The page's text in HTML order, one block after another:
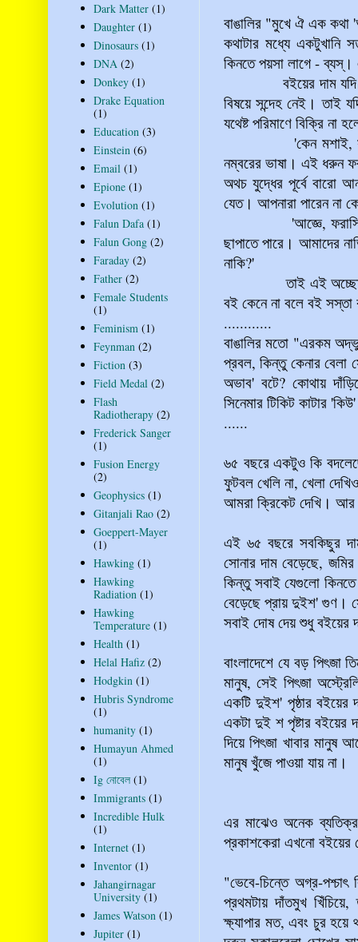
বাঙালির "মুখে ঐ এক কথা
কথাটার মধ্যে
কিনতে পয়সা লাগে -
বইয়ের দাম
বিষয়ে সন্দেহ নেই। তাই
যথেষ্ট পরিমাণে বিক্রি না
'কেন মশাই,
নম্বরের ভাষা। এই ধরুন
অথচ যুদ্ধের পূর্বে বারো
যেত। আপনারা পারেন না
'আজ্ঞে,
ছাপাতে পারে। আমাদের
নাকি?'
তাই এই
বই কেনে না বলে বই সস্তা
............
বাঙালির মতো "এরকম
প্রবল, কিন্তু কেনার
অভাব' বটে? কোথায়
সিনেমার টিকিট কাটার
......
৬৫ বছরে একটুও কি
ফুটবল খেলি না, খেলা
আমরা ক্রিকেট দেখি। আর
এই ৬৫ বছরে সবকিছুর
সোনার দাম বেড়েছে,
কিন্তু সবাই যেগুলো কিনতে
বেড়েছে প্রায় দুইশ' গুণ।
সবাই দোষ দেয় শুধু বইয়ের
বাংলাদেশে যে বড় পিৎজা
মানুষ, সেই পিৎজা
একটি দুইশ' পৃষ্ঠার বইয়ের
একটা দুই শ পৃষ্টার বইয়ের
দিয়ে পিৎজা খাবার মানুষ
মানুষ খুঁজে পাওয়া যায় না।
এর মাঝেও অনেক
প্রকাশকেরা এখনো বইয়ের
"ভেবে-চিন্তে অগ্র-
প্রথমটায় দাঁতমুখ
ক্ষ্যাপার মত, এবং চুর
Dark Matter (1)
Daughter (1)
Dinosaurs (1)
DNA (2)
Donkey (1)
Drake Equation
(1)
Education (3)
Einstein (6)
Email (1)
Epione (1)
Evolution (1)
Falun Dafa (1)
Falun Gong (2)
Faraday (2)
Father (2)
Female Students
(1)
Feminism (1)
Feynman (2)
Fiction (3)
Field Medal (2)
Flash
Radiotherapy (2)
Frederick Sanger
(1)
Fusion Energy
(2)
Geophysics (1)
Gitanjali Rao (2)
Goeppert-Mayer
(1)
Hawking (1)
Hawking
Radiation (1)
Hawking
Temperature (1)
Health (1)
Helal Hafiz (2)
Hodgkin (1)
Hubris Syndrome
(1)
humanity (1)
Humayun Ahmed
(1)
Ig নোবেল (1)
Immigrants (1)
Incredible Hulk
(1)
Internet (1)
Inventor (1)
Jahangirnagar
University (1)
James Watson (1)
Jupiter (1)